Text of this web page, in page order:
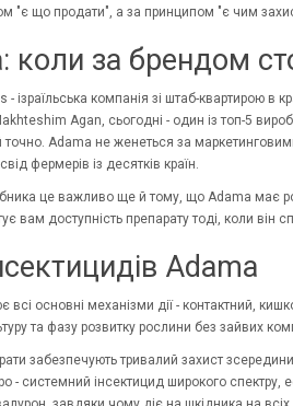
"є що продати", а за принципом "є чим
коли за брендом
- ізраїльська компанія зі штаб-квартирою
Agan, сьогодні - один із топ-5
Adama не женеться за
фермерів із десятків країн.
це важливо ще й тому, що Adama має
вам доступність препарату тоді, коли він
Adama
основні механізми дії - контактний,
та фазу розвитку рослини без зайвих
забезпечують тривалий захист
- системний інсектицид широкого